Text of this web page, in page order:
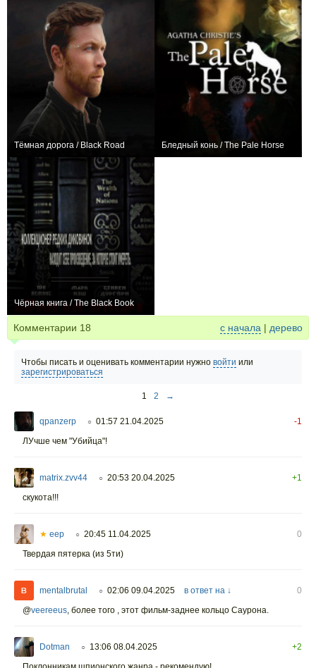
Тёмная дорога / Black Road Бледный конь / The Pale Horse
Чёрная книга / The Black Book
Комментарии 18 с начала | дерево
Чтобы писать и оценивать комментарии нужно войти или
зарегистрироваться
1 2 →
qpanzerp ○ 01:57 21.04.2025
-1
ЛУчше чем "Убийца"!
matrix.zvv44 ○ 20:53 20.04.2025
+1
скукота!!!
★ eep ○ 20:45 11.04.2025
0
Твердая пятерка (из 5ти)
mentalbrutal ○ 02:06 09.04.2025 в ответ на ↓
0
@veereeus, более того , этот фильм-заднее кольцо Саурона.
Dotman ○ 13:06 08.04.2025
+2